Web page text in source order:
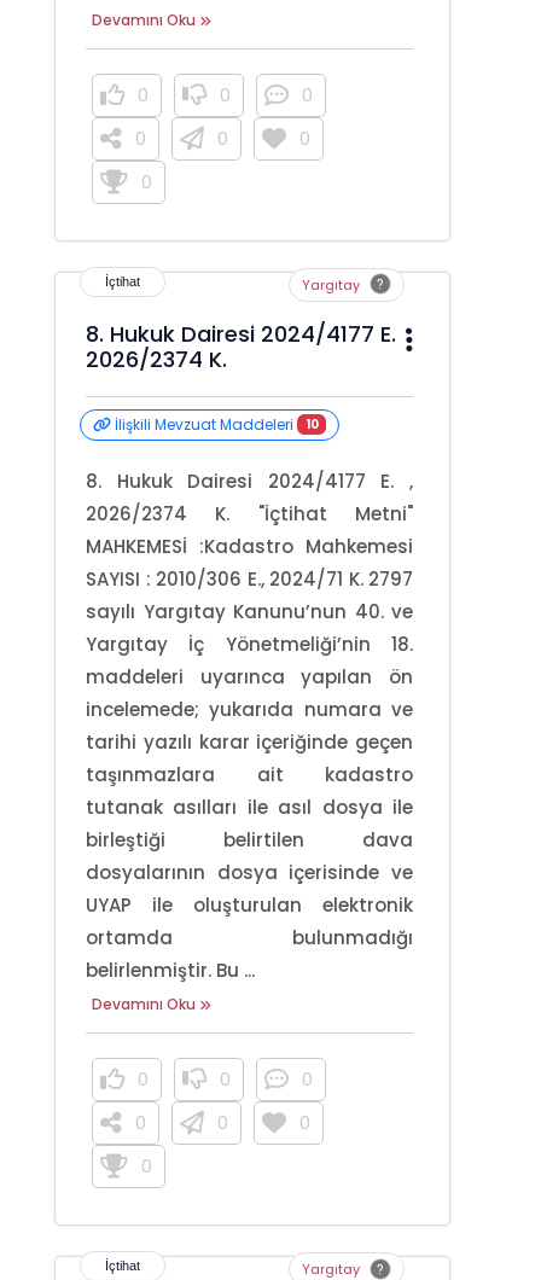
Devamını Oku
0 0
0
0
0
0
0
Yargıtay
8. Hukuk Dairesi 2024/4177 E.
2026/2374 K.
İlişkili Mevzuat Maddeleri 10
8. Hukuk Dairesi 2024/4177 E. ,
2026/2374 K. "İçtihat Metni"
MAHKEMESİ :Kadastro Mahkemesi
SAYISI : 2010/306 E., 2024/71 K. 2797
sayılı Yargıtay Kanunu’nun 40. ve
Yargıtay İç Yönetmeliği’nin 18.
maddeleri uyarınca yapılan ön
incelemede; yukarıda numara ve
tarihi yazılı karar içeriğinde geçen
taşınmazlara ait kadastro
tutanak asılları ile asıl dosya ile
birleştiği belirtilen dava
dosyalarının dosya içerisinde ve
UYAP ile oluşturulan elektronik
ortamda bulunmadığı
belirlenmiştir. Bu ...
Devamını Oku
0 0
0
0
0
0
0
Yargıtay